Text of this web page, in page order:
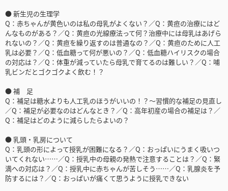
● 新生児の生理学
Q：赤ちゃんが黄色いのは私の母乳がよくない？／Q：黄疸の治療にはど
んなものがある？／Q：黄疸の光線療法って何？治療中には母乳はあげら
れないの？／Q：黄疸を繰り返すのは普通なの？／Q：黄疸のために人工
乳は必要？／Q：低血糖って何が悪いの？／Q：低血糖ハイリスクの場合
の対応は？／Q：体重が減っていたら母乳で育てるのは難しい？／Q：哺
乳ビンだとゴクゴクよく飲む！？
● 補 足
Q：補足は糖水よりも人工乳のほうがいいの！？～習慣的な補足の見直し
／Q：補足が必要なのはどんなとき？／Q：高年初産の場合の補足は？／
Q：補足はどのように減らしたらよいの？
● 乳頭・乳房について
Q：乳頭の形によって授乳が困難になる？／Q：おっぱいにうまく吸いつ
いてくれない……／Q：授乳中の母親の発熱で注意することは？／Q：緊
満への対応は？／Q：授乳中に赤ちゃんが苦しそう……／Q：乳腺炎を予
防するには？／Q：おっぱいが痛くて思うように授乳できない